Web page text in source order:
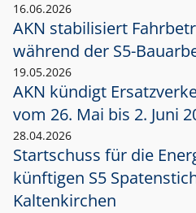
16.06.2026
AKN stabilisiert
während der S5-
19.05.2026
AKN kündigt
vom 26. Mai bis 2. Juni
28.04.2026
Startschuss für die
künftigen S5
Kaltenkirchen